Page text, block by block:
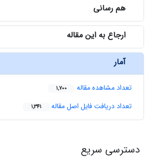
هم رسانی
ارجاع به این مقاله
آمار
تعداد مشاهده مقاله 1,700
تعداد دریافت فایل اصل مقاله 1,341
دسترسی سریع